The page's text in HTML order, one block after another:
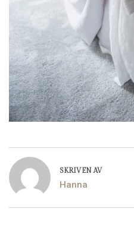
SKRIVEN AV
Hanna